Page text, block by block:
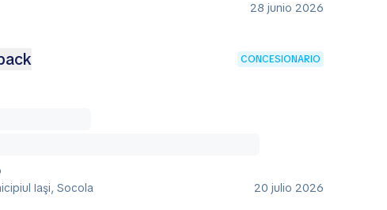
28 junio 2026
CONCESIONARIO
Iaşi, Socola
20 julio 2026